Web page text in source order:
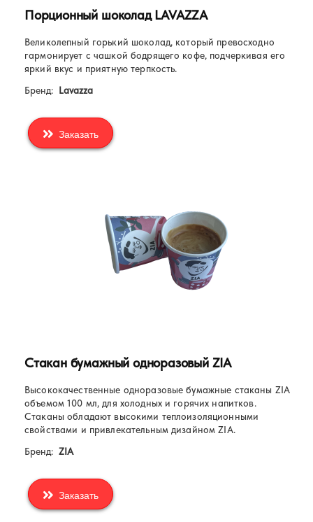
Порционный шоколад LAVAZZA
Великолепный горький шоколад, который превосходно
гармонирует с чашкой бодрящего кофе, подчеркивая его
яркий вкус и приятную терпкость.
Бренд: Lavazza
Заказать
Стакан бумажный одноразовый ZIA
Высококачественные одноразовые бумажные стаканы ZIA
объемом 100 мл, для холодных и горячих напитков.
Стаканы обладают высокими теплоизоляционными
свойствами и привлекательным дизайном ZIA.
Бренд: ZIA
Заказать